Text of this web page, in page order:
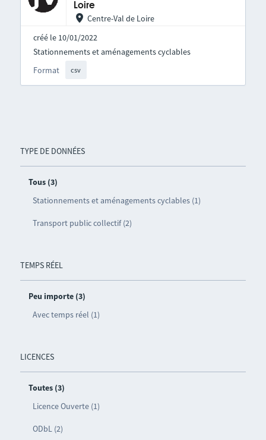
TYPE DE DONNÉES
Tous (3)
Stationnements et aménagements cyclables (1)
Transport public collectif (2)
TEMPS RÉEL
Peu importe (3)
Avec temps réel (1)
LICENCES
Toutes (3)
Licence Ouverte (1)
ODbL (2)
Loire
Centre-Val de Loire
créé le 10/01/2022
Format csv
Stationnements et aménagements cyclables